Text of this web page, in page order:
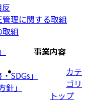
理に関する取組
組
SDGs」
針」
事業内容
カテ
ゴリ
トップ